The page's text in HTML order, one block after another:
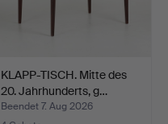
KLAPP-TISCH. Mitte des
20. Jahrhunderts, g…
Beendet 7. Aug 2026